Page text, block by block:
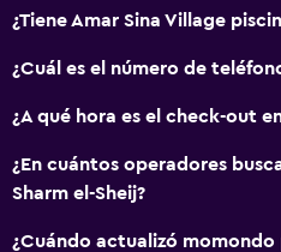
¿Tiene Amar Sina Village
¿Cuál es el número de
¿A qué hora es el check-out
¿En cuántos operadores
Sharm el-Sheij?
¿Cuándo actualizó